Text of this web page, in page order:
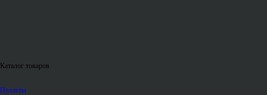
Каталог товаров
Пеллеты